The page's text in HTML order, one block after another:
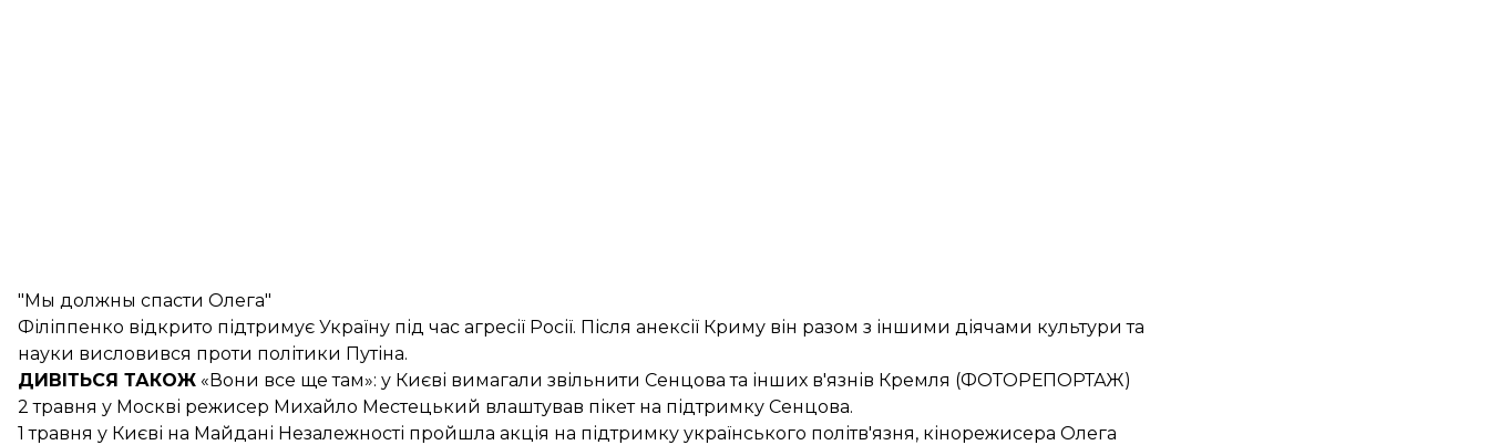
"Мы должны спасти Олега"
Філіппенко відкрито підтримує Україну під час агресії Росії. Після анексії Криму він разом з іншими діячами культури та
науки висловився проти політики Путіна.
ДИВІТЬСЯ ТАКОЖ «Вони все ще там»: у Києві вимагали звільнити Сенцова та інших в'язнів Кремля (ФОТОРЕПОРТАЖ)
2 травня у Москві режисер Михайло Местецький влаштував пікетна підтримку Сенцова.
1 травня у Києві на Майдані Незалежності пройшла акція на підтримку українського політв'язня, кінорежисера Олега